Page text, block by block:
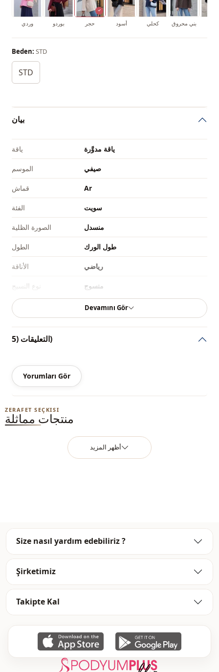
وردي بوردو حجر أسود كحلي بني محروق
Beden: STD
STD
بيان
ياقة ياقة مدوَّرة
الموسم صيفي
قماش Ar
الفئة سويت
الصورة الظلية منسدل
الطول طول الورك
الأناقة رياضي
نوع النسيج منسوج
السماكة رفيع
القالب قالب عريض
تفاصيل الكم
تفاصيل
الاستخدام
Devamını Gör
التعليقات (5)
Yorumları Gör
ZERAFET SEÇKISI
منتجات مماثلة
أظهر المزيد
Size nasıl yardım edebiliriz ?
Şirketimiz
Takipte Kal